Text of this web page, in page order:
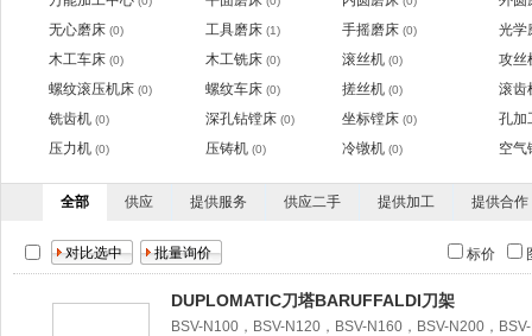
无心磨床 (0) 工具磨床 (1) 手摇磨床 (0)
光学
木工车床 (0) 木工铣床 (0) 滚丝机 (0)
攻丝
螺纹滚压机床 (0) 螺纹车床 (0) 搓丝机 (0)
滚齿
铣齿机 (0) 深孔钻镗床 (0) 坐标镗床 (0)
孔加
压力机 (0) 压铸机 (0) 冷镦机 (0) 空气
全部 供应 提供服务 供应二手 提供加工 提供合作
标价
DUPLOMATIC刀塔BARUFFALDI刀架
BSV-N100，BSV-N120，BSV-N160，BSV-N200，